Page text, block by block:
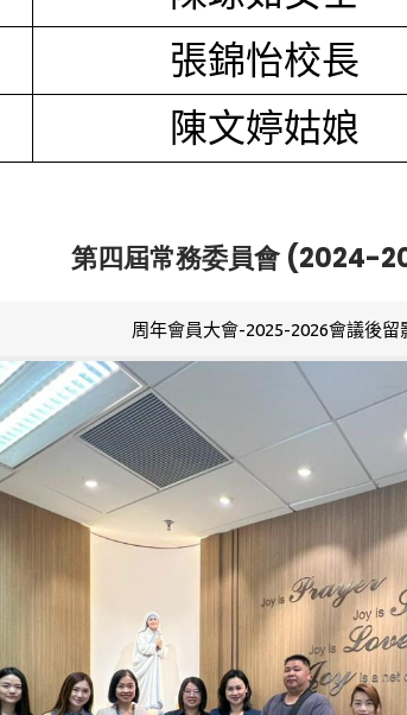
張錦怡校長
陳文婷姑娘
第四屆常務委員會 (2024-
周年會員大會-2025-2026會議後留